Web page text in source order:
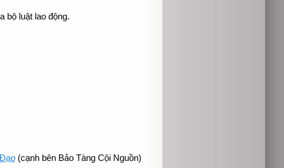
bộ luật lao động.
(cạnh bên Bảo Tàng Cội Nguồn)